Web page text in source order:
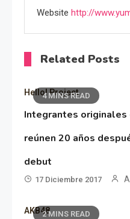
Website http://
Related Posts
4 MINS READ
Hello! Project
Integrantes originales
reúnen 20 años
debut
17 Diciembre 2017
2 MINS READ
AKB48